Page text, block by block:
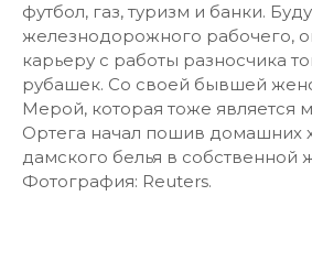
футбол, газ, туризм и банки.
железнодорожного рабочего,
карьеру с работы разносчика
рубашек. Со своей бывшей
Мерой, которая тоже является
Ортега начал пошив домашних
дамского белья в собственной
Фотография: Reuters.